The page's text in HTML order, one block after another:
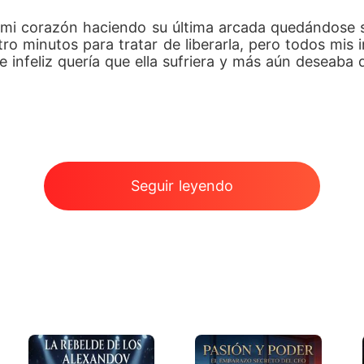
corazón haciendo su última arcada
minutos para tratar de liberarla, pero todos mis
quería que ella sufriera y más aún deseaba
Seguir leyendo